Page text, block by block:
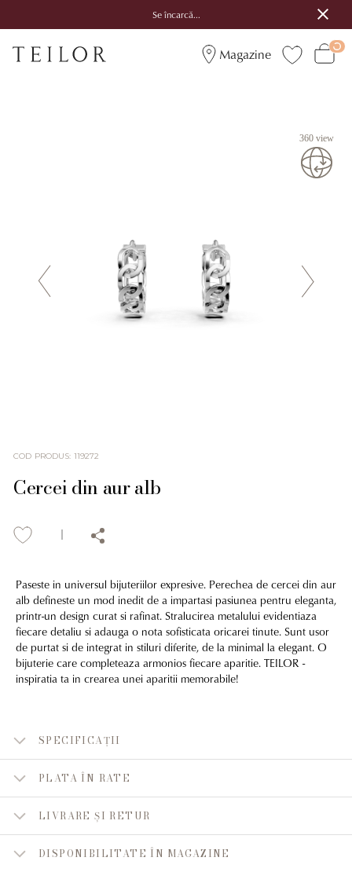
Se încarcă...
Magazine
360 view
COD PRODUS: 119272
Cercei din aur alb
Paseste in universul bijuteriilor expresive. Perechea de cercei din aur
alb defineste un mod inedit de a impartasi pasiunea pentru eleganta,
printr-un design curat si rafinat. Stralucirea metalului evidentiaza
fiecare detaliu si adauga o nota sofisticata oricarei tinute. Sunt usor
de purtat si de integrat in stiluri diferite, de la minimal la elegant. O
bijuterie care completeaza armonios fiecare aparitie. TEILOR -
inspiratia ta in crearea unei aparitii memorabile!
SPECIFICAȚII
PLATA ÎN RATE
LIVRARE ȘI RETUR
DISPONIBILITATE ÎN MAGAZINE